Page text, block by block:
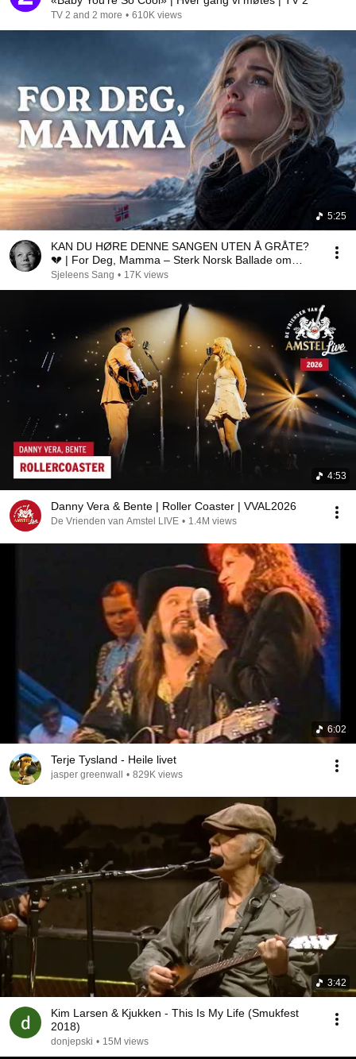
TV 2 and 2 more • 610K views
5:25
KAN DU HØRE DENNE SANGEN UTEN Å GRÅTE?
💔 | For Deg, Mamma – Sterk Norsk Ballade om
Savn
Sjeleens Sang • 17K views
4:53
Danny Vera & Bente | Roller Coaster | VVAL2026
De Vrienden van Amstel LIVE • 1.4M views
6:02
Terje Tysland - Heile livet
jasper greenwall • 829K views
3:42
Kim Larsen & Kjukken - This Is My Life (Smukfest
2018)
donjepski • 15M views